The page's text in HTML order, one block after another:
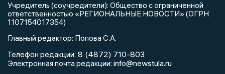
Учредитель (соучредители): Общество с ограниченной
ответственностью «РЕГИОНАЛЬНЫЕ НОВОСТИ» (ОГРН
1107154017354)
Главный редактор: Попова С.А.
Телефон редакции: 8 (4872) 710-803
Электронная почта редакции: info@newstula.ru